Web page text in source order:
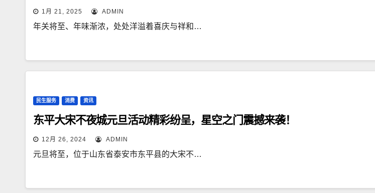
1月 21, 2025 ADMIN
年关将至、年味渐浓，处处洋溢着喜庆与祥和…
民生服务 消费 资讯
东平大宋不夜城元旦活动精彩纷呈，星空之门震撼来袭！
12月 26, 2024 ADMIN
元旦将至，位于山东省泰安市东平县的大宋不…